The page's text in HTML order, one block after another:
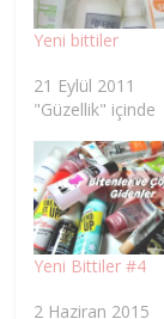
Yeni bittiler
21 Eylül 2011
"Güzellik" içinde
Yeni Bittiler #4
2 Haziran 2015